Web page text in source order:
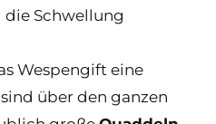
die Schwellung
Wespengift eine
über den ganzen